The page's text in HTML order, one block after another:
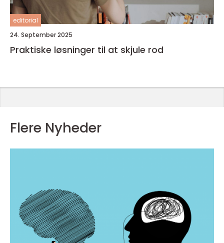
editorial
24. September 2025
Praktiske løsninger til at skjule rod
Flere Nyheder